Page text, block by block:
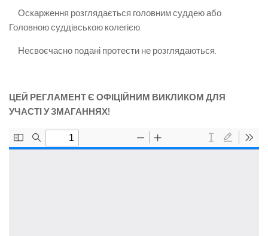
Оскарження розглядається головним суддею або
Головною суддівською колегією.
Несвоєчасно подані протести не розглядаються.
ЦЕЙ РЕГЛАМЕНТ Є ОФІЦІЙНИМ ВИКЛИКОМ ДЛЯ
УЧАСТІ У ЗМАГАННЯХ!